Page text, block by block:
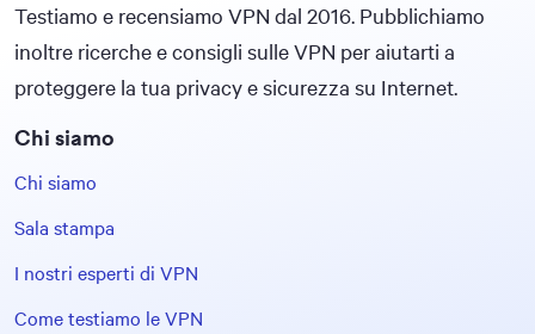
Testiamo e recensiamo VPN dal 2016. Pubblichiamo
inoltre ricerche e consigli sulle VPN per aiutarti a
proteggere la tua privacy e sicurezza su Internet.
Chi siamo
Chi siamo
Sala stampa
I nostri esperti di VPN
Come testiamo le VPN